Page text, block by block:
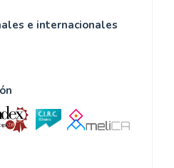
e internacionales